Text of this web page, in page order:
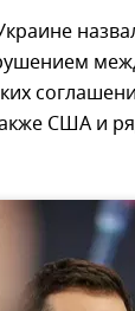
США и